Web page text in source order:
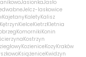
JasionkaJasło
Jelcz-laskowice
KajetanyKaletyKalisz
KętrzynKielceKietrzKletnia
KomornikiKonin
Kostrzyn
KozieniceKozyKraków
KsiążeniceKwidzyn